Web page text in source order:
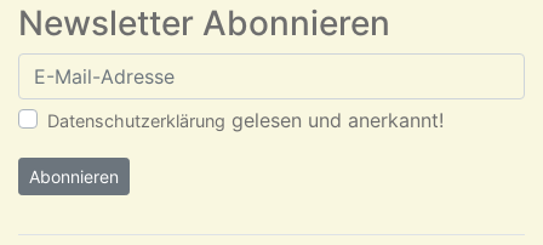
Newsletter Abonnieren
E-Mail-Adresse
Datenschutzerklärung gelesen und anerkannt!
Abonnieren